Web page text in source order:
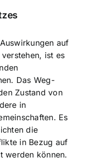
auf
ist es
Das Weg-
Zustand von
in
Es
die
in Bezug auf
werden können.